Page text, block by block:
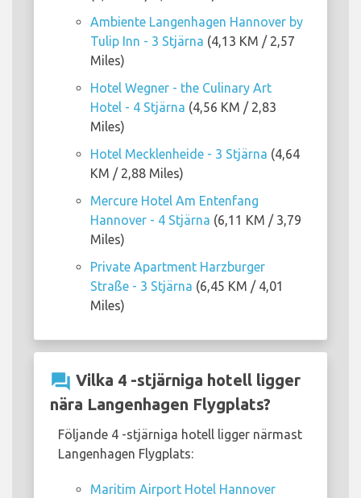
Ambiente Langenhagen Hannover by
Tulip Inn - 3 Stjärna (4,13 KM / 2,57
Miles)
Hotel Wegner - the Culinary Art
Hotel - 4 Stjärna (4,56 KM / 2,83
Miles)
Hotel Mecklenheide - 3 Stjärna (4,64
KM / 2,88 Miles)
Mercure Hotel Am Entenfang
Hannover - 4 Stjärna (6,11 KM / 3,79
Miles)
Private Apartment Harzburger
Straße - 3 Stjärna (6,45 KM / 4,01
Miles)
question_answer Vilka 4 -stjärniga hotell ligger
nära Langenhagen Flygplats?
Följande 4 -stjärniga hotell ligger närmast
Langenhagen Flygplats:
Maritim Airport Hotel Hannover